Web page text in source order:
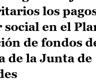
los
social en el
de fondos
de la Junta de